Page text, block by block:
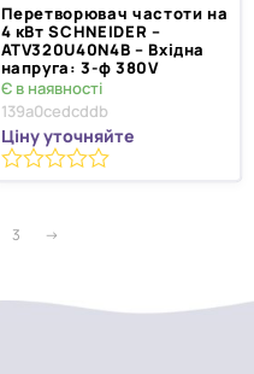
Перетворювач частоти на
4 кВт SCHNEIDER –
ATV320U40N4B – Вхідна
напруга: 3-ф 380V
Є в наявності
139a0cedcddb
Ціну уточняйте
3 →